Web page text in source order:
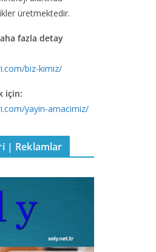
üretmektedir.
fazla detay
biz-kimiz/
için:
yayin-amacimiz/
| Reklamlar